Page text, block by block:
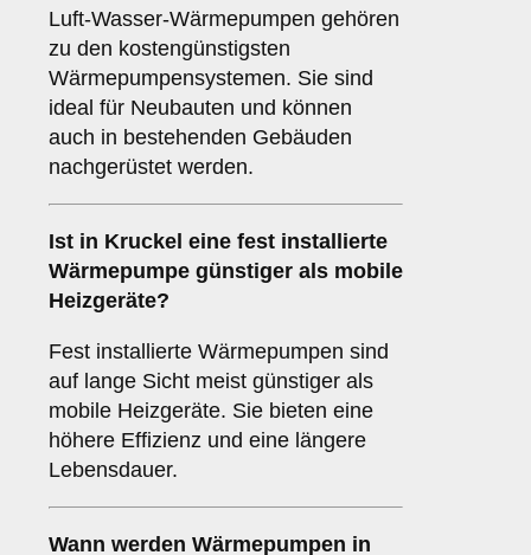
Luft-Wasser-Wärmepumpen gehören
zu den kostengünstigsten
Wärmepumpensystemen. Sie sind
ideal für Neubauten und können
auch in bestehenden Gebäuden
nachgerüstet werden.
Ist in Kruckel eine fest installierte
Wärmepumpe günstiger als mobile
Heizgeräte?
Fest installierte Wärmepumpen sind
auf lange Sicht meist günstiger als
mobile Heizgeräte. Sie bieten eine
höhere Effizienz und eine längere
Lebensdauer.
Wann werden Wärmepumpen in